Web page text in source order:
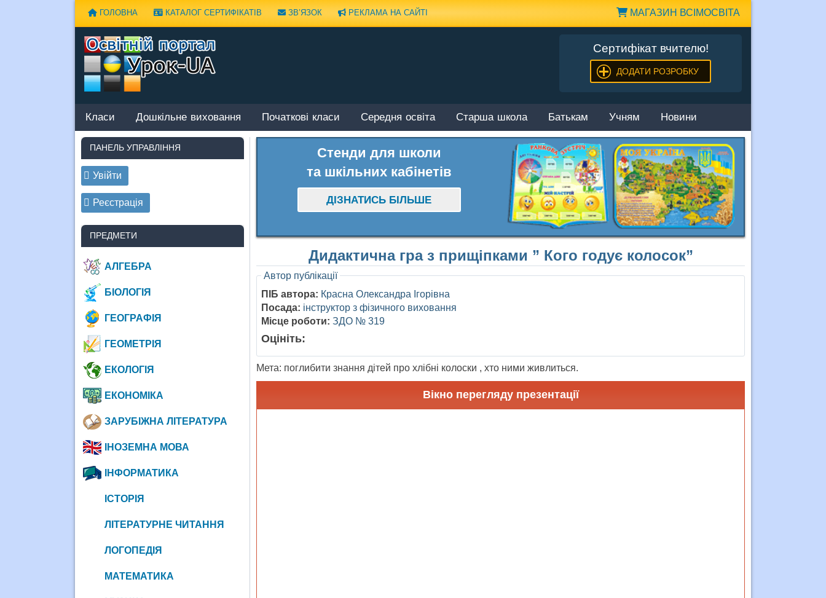
МАГАЗИН ВСІМОСВІТА
ГОЛОВНА КАТАЛОГ СЕРТИФІКАТІВ ЗВ’ЯЗОК РЕКЛАМА НА САЙТІ
Сертифікат вчителю!
ДОДАТИ РОЗРОБКУ
Класи Дошкільне виховання Початкові класи Середня освіта Старша школа Батькам Учням Новини
Стенди для школи
та шкільних кабінетів
ДІЗНАТИСЬ БІЛЬШЕ
Дидактична гра з прищіпками ” Кого годує колосок”
Автор публікації
ПІБ автора: Красна Олександра Ігорівна
Посада: інструктор з фізичного виховання
Місце роботи: ЗДО № 319
Оцініть:
Мета: поглибити знання дітей про хлібні колоски , хто ними живлиться.
Вікно перегляду презентації
ПАНЕЛЬ УПРАВЛІННЯ
Увійти
Реєстрація
ПРЕДМЕТИ
АЛГЕБРА
БІОЛОГІЯ
ГЕОГРАФІЯ
ГЕОМЕТРІЯ
ЕКОЛОГІЯ
ЕКОНОМІКА
ЗАРУБІЖНА ЛІТЕРАТУРА
ІНОЗЕМНА МОВА
ІНФОРМАТИКА
ІСТОРІЯ
ЛІТЕРАТУРНЕ ЧИТАННЯ
ЛОГОПЕДІЯ
МАТЕМАТИКА